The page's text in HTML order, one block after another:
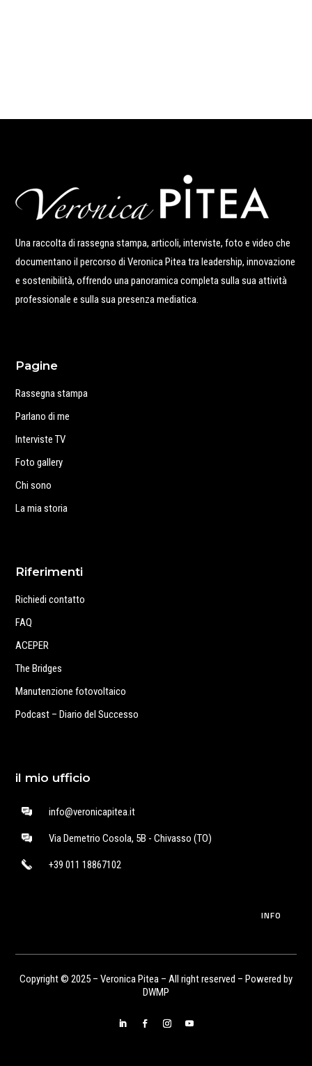
Una raccolta di rassegna stampa, articoli, interviste, foto e video che
documentano il percorso di Veronica Pitea tra leadership, innovazione
e sostenibilità, offrendo una panoramica completa sulla sua attività
professionale e sulla sua presenza mediatica.
Pagine
Rassegna stampa
Parlano di me
Interviste TV
Foto gallery
Chi sono
La mia storia
Riferimenti
Richiedi contatto
FAQ
ACEPER
The Bridges
Manutenzione fotovoltaico
Podcast – Diario del Successo
il mio ufficio
info@veronicapitea.it
Via Demetrio Cosola, 5B - Chivasso (TO)
+39 011 18867102
INFO
Copyright © 2025 – Veronica Pitea – All right reserved – Powered by
DWMP